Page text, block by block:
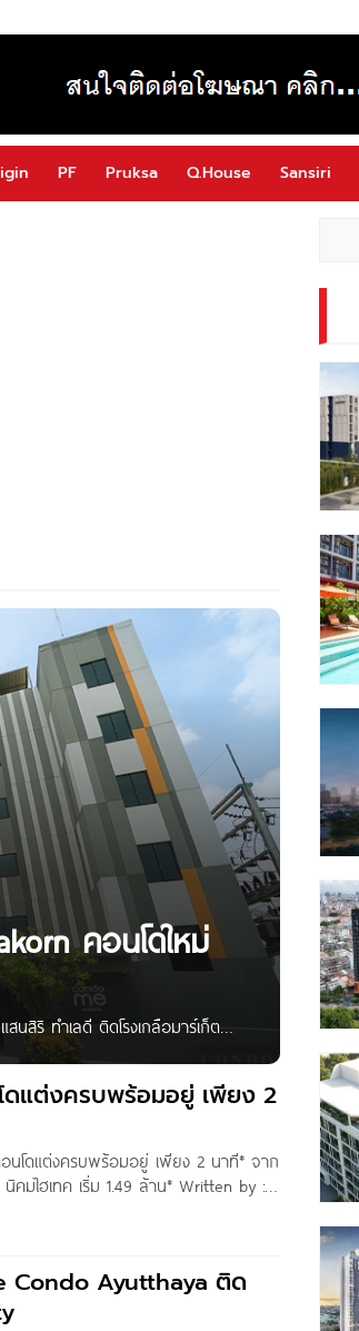
PF Pruksa Q.House Sansiri
คอนโดใหม่
สิริ ทำเลดี ติดโรงเกลือมาร์เก็ต
ะเพื่อน ๆ Condonayoo ทุกคน วัน
ดแต่งครบพร้อมอยู่ เพียง 2
นโดแต่งครบพร้อมอยู่ เพียง 2 นาที* จาก
มไฮเทค เริ่ม 1.49 ล้าน* Written by :
Condo Ayutthaya ติด